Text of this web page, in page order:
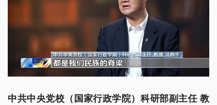
中共中央党校（国家行政学院）科研部副主任 教